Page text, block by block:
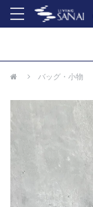
バッグ・小物